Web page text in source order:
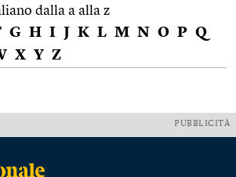
dalla a alla z
G H I J K L M N O P Q
X Y Z
PUBBLICITÀ